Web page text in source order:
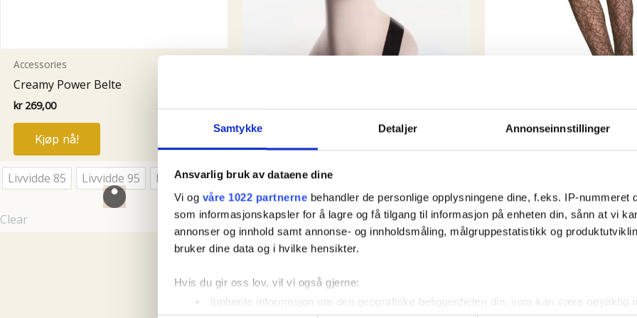
Samtykke Detaljer Annonseinnstillinger
Ansvarlig bruk av dataene dine
Vi og våre 1022 partnerne behandler de personlige opplysningene dine, f.eks. IP-nummeret
som informasjonskapsler for å lagre og få tilgang til informasjon på enheten din, sånn at vi
annonser og innhold samt annonse- og innholdsmåling, målgruppestatistikk og
bruker dine data og i hvilke hensikter.
Hvis du gir oss lov, vil vi også gjerne:
Innhente informasjon om den geografiske beliggenheten din, som kan være nøyaktig
spennende å se hva
Accessories
Creamy Power Belte
kr269,00
Kjøp nå!
Dette
flere
varianter.
Livvidde 85 Livvidde 95 Livvidde 105
Clear
Accessories
French Beret – Burgundy Bordeaux
kr349,00
Kjøp nå!
Accessories
269,00
Kjøp nå!